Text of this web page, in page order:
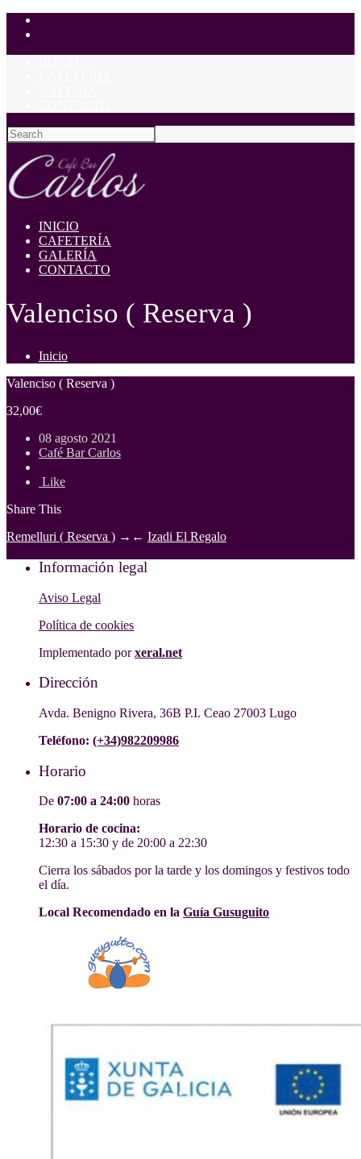
INICIO
CAFETERÍA
GALERÍA
CONTACTO
Valenciso ( Reserva )
Inicio
Valenciso ( Reserva )
32,00€
08 agosto 2021
Café Bar Carlos
Like
Share This
Remelluri ( Reserva ) → ← Izadi El Regalo
Información legal
Aviso Legal
Política de cookies
Implementado por xeral.net
Dirección
Avda. Benigno Rivera, 36B P.I. Ceao 27003 Lugo
Teléfono: (+34)982209986
Horario
De 07:00 a 24:00 horas
Horario de cocina:
12:30 a 15:30 y de 20:00 a 22:30
Cierra los sábados por la tarde y los domingos y festivos todo
el día.
Local Recomendado en la Guía Gusuguito